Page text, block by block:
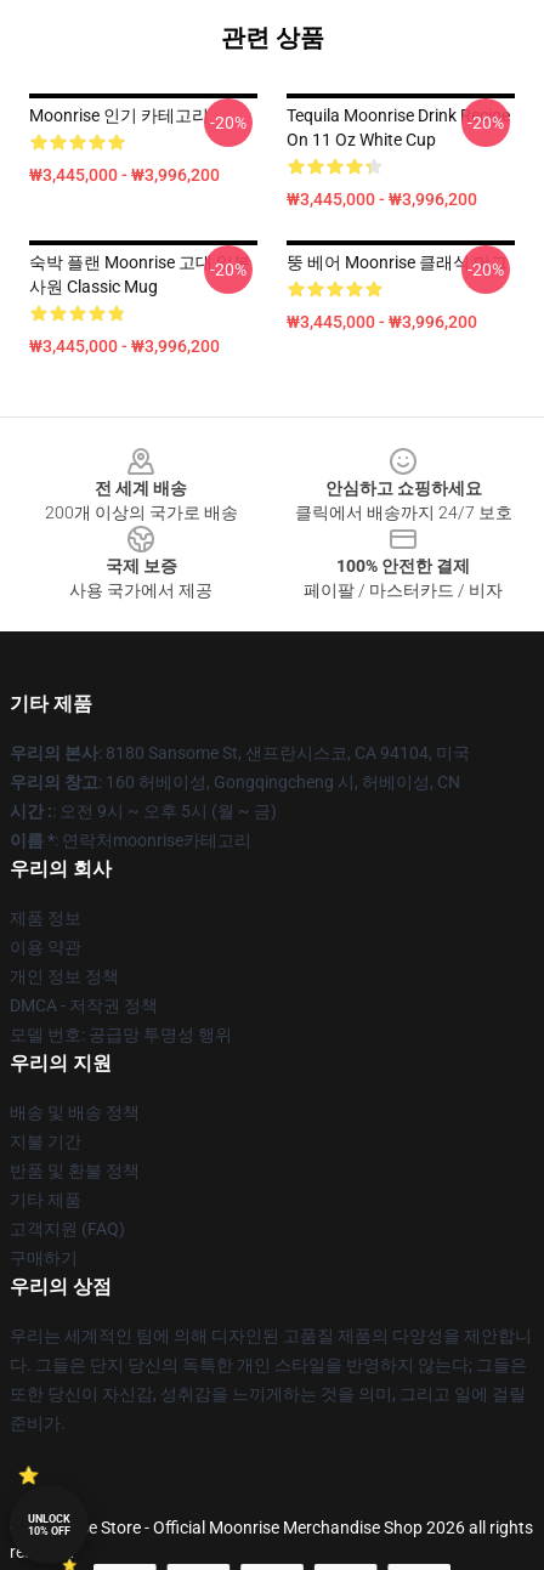
관련 상품
Moonrise 인기 카테고리
₩3,445,000 - ₩3,996,200
-20%
Tequila Moonrise Drink Recipe
On 11 Oz White Cup
₩3,445,000 - ₩3,996,200
-20%
숙박 플랜 Moonrise 고대 일본
사원 Classic Mug
₩3,445,000 - ₩3,996,200
-20% 뚱 베어 Moonrise 클래식 머그
₩3,445,000 - ₩3,996,200
-20%
전 세계 배송
200개 이상의 국가로 배송
안심하고 쇼핑하세요
클릭에서 배송까지 24/7 보호
국제 보증
사용 국가에서 제공
100% 안전한 결제
페이팔 / 마스터카드 / 비자
기타 제품
우리의 본사: 8180 Sansome St, 샌프란시스코, CA 94104, 미국
우리의 창고: 160 허베이성, Gongqingcheng 시, 허베이성, CN
시간 :: 오전 9시 ~ 오후 5시 (월 ~ 금)
이름 *: 연락처moonrise카테고리
우리의 회사
제품 정보
이용 약관
개인 정보 정책
DMCA - 저작권 정책
모델 번호: 공급망 투명성 행위
우리의 지원
배송 및 배송 정책
지불 기간
반품 및 환불 정책
기타 제품
고객지원 (FAQ)
구매하기
우리의 상점
우리는 세계적인 팀에 의해 디자인된 고품질 제품의 다양성을 제안합니
다. 그들은 단지 당신의 독특한 개인 스타일을 반영하지 않는다; 그들은
또한 당신이 자신감, 성취감을 느끼게하는 것을 의미, 그리고 일에 걸릴
준비가.
© Moonrise Store - Official Moonrise Merchandise Shop 2026 all rights
reserved
UNLOCK
10% OFF